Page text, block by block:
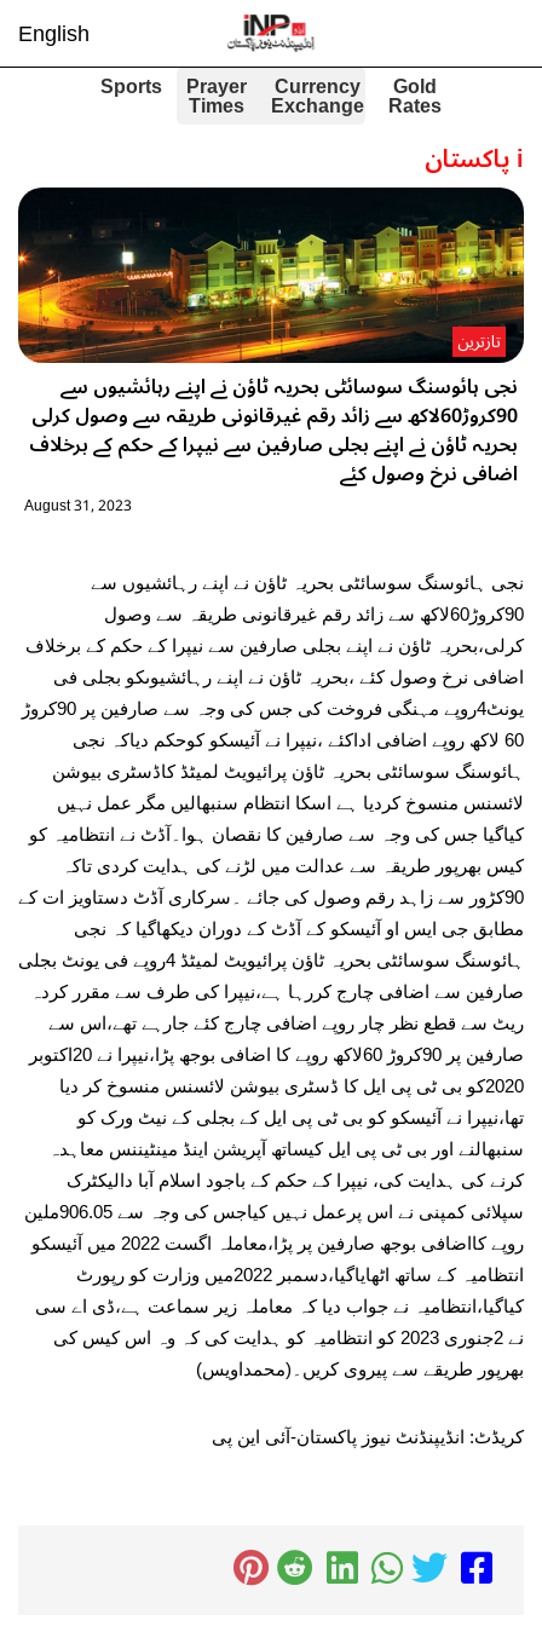
English
Gold
Rates
Currency
Exchange
Prayer
Times
Sports
iپاکستان
نجی ہائوسنگ سوسائٹی بحریہ ٹاؤن نے اپنے رہائشیوں سے
90کروڑ60لاکھ سے زائد رقم غیرقانونی طریقہ سے وصول کرلی
بحریہ ٹاؤن نے اپنے بجلی صارفین سے نیپرا کے حکم کے برخلاف
اضافی نرخ وصول کئے
تازترین
August 31, 2023
نجی ہائوسنگ سوسائٹی بحریہ ٹاؤن نے اپنے رہائشیوں سے
90کروڑ60لاکھ سے زائد رقم غیرقانونی طریقہ سے وصول
کرلی،بحریہ ٹاؤن نے اپنے بجلی صارفین سے نیپرا کے حکم کے برخلاف
اضافی نرخ وصول کئے ،بحریہ ٹاؤن نے اپنے رہائشیوںکو بجلی فی
یونٹ4روپے مہنگی فروخت کی جس کی وجہ سے صارفین پر 90کروڑ
60 لاکھ روپے اضافی اداکئے ،نیپرا نے آئیسکو کوحکم دیاکہ نجی
ہائوسنگ سوسائٹی بحریہ ٹاؤن پرائیویٹ لمیٹڈ کاڈسٹری بیوشن
لائسنس منسوخ کردیا ہے اسکا انتظام سنبھالیں مگر عمل نہیں
کیاگیا جس کی وجہ سے صارفین کا نقصان ہوا۔آڈٹ نے انتظامیہ کو
کیس بھرپور طریقہ سے عدالت میں لڑنے کی ہدایت کردی تاکہ
90کڑور سے زاہد رقم وصول کی جائے ۔سرکاری آڈٹ دستاویز ات کے
مطابق جی ایس او آئیسکو کے آڈٹ کے دوران دیکھاگیا کہ نجی
ہائوسنگ سوسائٹی بحریہ ٹاؤن پرائیویٹ لمیٹڈ 4روپے فی یونٹ بجلی
صارفین سے اضافی چارج کررہا ہے،نیپرا کی طرف سے مقرر کردہ
ریٹ سے قطع نظر چار روپے اضافی چارج کئے جارہے تھے،اس سے
صارفین پر 90کروڑ 60لاکھ روپے کا اضافی بوجھ پڑا،نیپرا نے 20اکتوبر
2020کو بی ٹی پی ایل کا ڈسٹری بیوشن لائسنس منسوخ کر دیا
تھا،نیپرا نے آئیسکو کو بی ٹی پی ایل کے بجلی کے نیٹ ورک کو
سنبھالنے اور بی ٹی پی ایل کیساتھ آپریشن اینڈ مینٹیننس معاہدہ
کرنے کی ہدایت کی، نیپرا کے حکم کے باجود اسلام آبا دالیکٹرک
سپلائی کمپنی نے اس پرعمل نہیں کیاجس کی وجہ سے 906.05ملین
روپے کااضافی بوجھ صارفین پر پڑا،معاملہ اگست 2022 میں آئیسکو
انتظامیہ کے ساتھ اٹھایاگیا،دسمبر 2022میں وزارت کو رپورٹ
کیاگیا،انتظامیہ نے جواب دیا کہ معاملہ زیر سماعت ہے،ڈی اے سی
نے 2جنوری 2023 کو انتظامیہ کو ہدایت کی کہ وہ اس کیس کی
بھرپور طریقے سے پیروی کریں۔(محمداویس)
کریڈٹ: انڈیپنڈنٹ نیوز پاکستان-آئی این پی